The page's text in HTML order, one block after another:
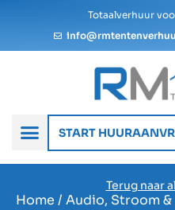
Totaalverhuur
START
Terug naar
Home / Audio, Stroom